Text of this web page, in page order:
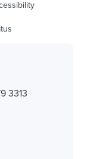
3313